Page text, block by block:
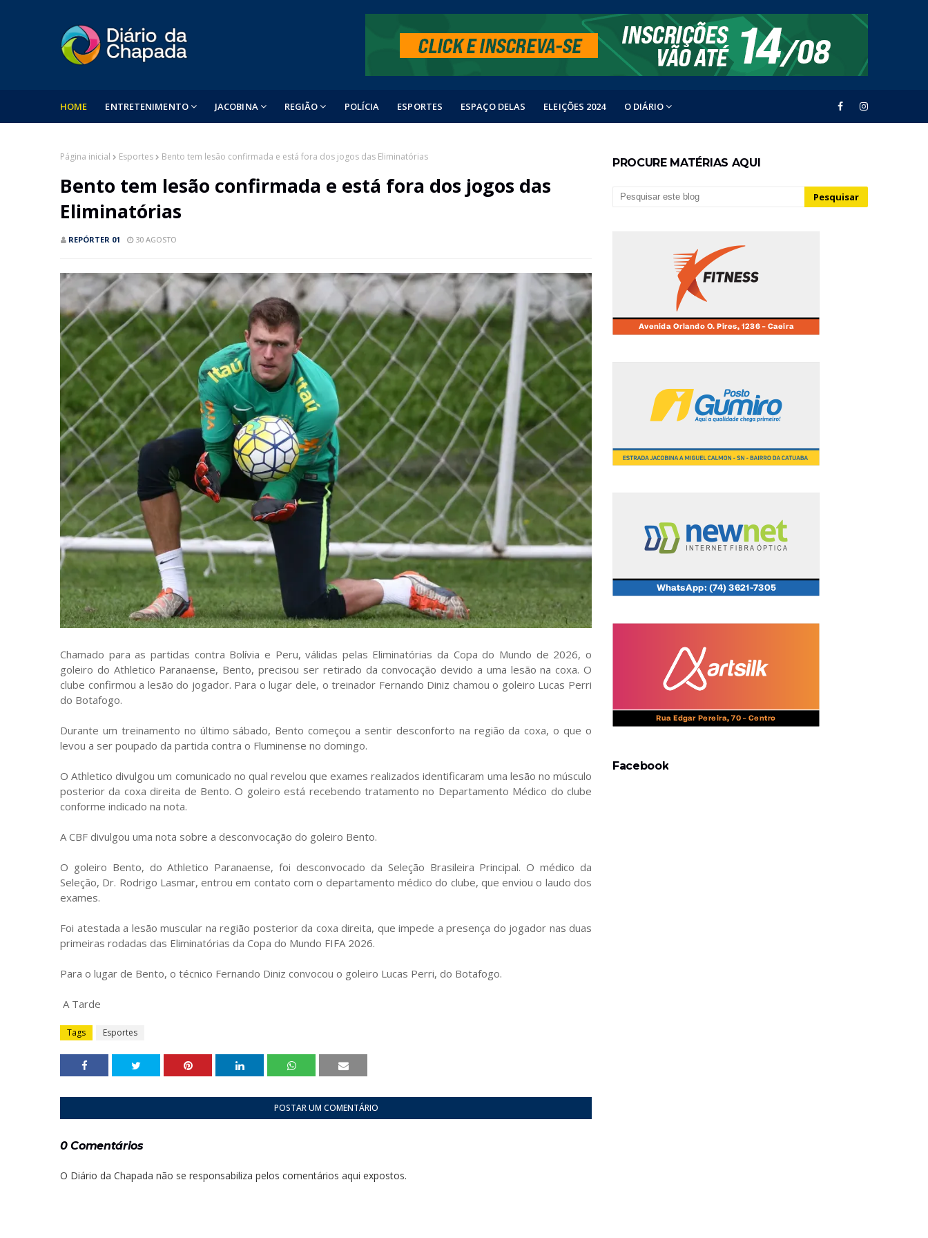
HOME ENTRETENIMENTO JACOBINA REGIÃO POLÍCIA ESPORTES ESPAÇO DELAS ELEIÇÕES 2024 O DIÁRIO
Página inicial Esportes Bento tem lesão confirmada e está fora dos jogos das Eliminatórias
Bento tem lesão confirmada e está fora dos jogos das
Eliminatórias
REPÓRTER 01 30 AGOSTO
Chamado para as partidas contra Bolívia e Peru, válidas pelas Eliminatórias da Copa do Mundo de 2026, o
goleiro do Athletico Paranaense, Bento, precisou ser retirado da convocação devido a uma lesão na coxa. O
clube confirmou a lesão do jogador. Para o lugar dele, o treinador Fernando Diniz chamou o goleiro Lucas Perri
do Botafogo.
Durante um treinamento no último sábado, Bento começou a sentir desconforto na região da coxa, o que o
levou a ser poupado da partida contra o Fluminense no domingo.
O Athletico divulgou um comunicado no qual revelou que exames realizados identificaram uma lesão no músculo
posterior da coxa direita de Bento. O goleiro está recebendo tratamento no Departamento Médico do clube
conforme indicado na nota.
A CBF divulgou uma nota sobre a desconvocação do goleiro Bento.
O goleiro Bento, do Athletico Paranaense, foi desconvocado da Seleção Brasileira Principal. O médico da
Seleção, Dr. Rodrigo Lasmar, entrou em contato com o departamento médico do clube, que enviou o laudo dos
exames.
Foi atestada a lesão muscular na região posterior da coxa direita, que impede a presença do jogador nas duas
primeiras rodadas das Eliminatórias da Copa do Mundo FIFA 2026.
Para o lugar de Bento, o técnico Fernando Diniz convocou o goleiro Lucas Perri, do Botafogo.
A Tarde
Tags Esportes
POSTAR UM COMENTÁRIO
0 Comentários
O Diário da Chapada não se responsabiliza pelos comentários aqui expostos.
PROCURE MATÉRIAS AQUI
Facebook